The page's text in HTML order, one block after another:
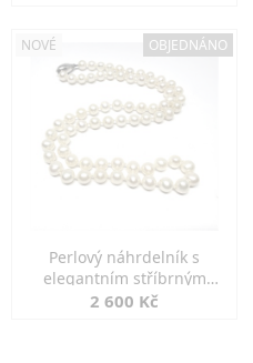
NOVÉ OBJEDNÁNO
Perlový náhrdelník s
elegantním stříbrným
zapínáním
2 600 Kč